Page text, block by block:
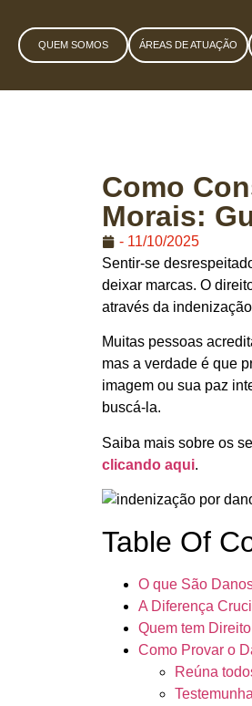
QUEM SOMOS ÁREAS DE ATUAÇÃO
Como
Morais:
- 11/10/2025
Sentir-se
deixar marcas. O
através da
Muitas pessoas
mas a verdade é que
imagem ou sua paz
buscá-la.
Saiba mais sobre os
clicando aqui.
Table Of
O que São
A Diferença
Quem tem
Como Provar o
Reúna